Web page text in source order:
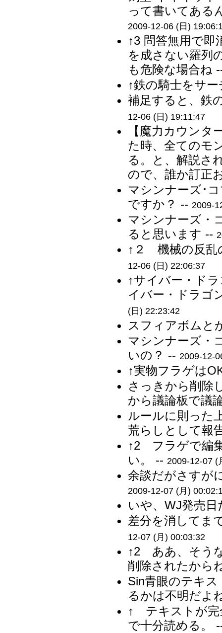
って書いてある
2009-12-06 (日)
↑3 問答無用で即
を成さない羅列
も危険な場合ね
↑鉄の騎士をサ
補足すると、
12-06 (日) 19:11:47
【魔力カウン
た時、全てのモ
る。と、解説さ
ので、誰か訂正
マシンナーズ･
ですか？ -- 2009-
マシンナーズ・
ると思います --
↑２ 機械の反
12-06 (日) 22:06:37
↑サイバー・ド
イバー・ドラゴ
(日) 22:23:42
スフィアボムと
マシンナーズ・
いの？ -- 2009-12-
↑実物フラゲは
さっきから削除
から議論板で議
ルールに則った
荒らしとして報
↑2 フラゲで編
い。 -- 2009-12-07 (
余談だがさすが
2009-12-07 (月)
いや、WJ発売
差分を消してま
12-07 (月) 00:03:32
↑2 ああ、そう
削除されたから
Sin青眼のテキ
るかは不明だよ
↑ テキストが完
で十分読める。